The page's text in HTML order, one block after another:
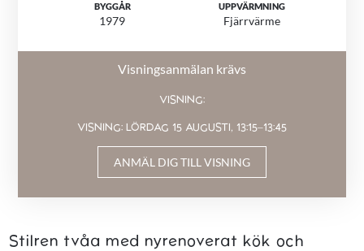
BYGGÅR
1979
UPPVÄRMNING
Fjärrvärme
Visningsanmälan krävs
VISNING:
VISNING: LÖRDAG 15 AUGUSTI, 13:15–13:45
ANMÄL DIG TILL VISNING
Stilren tvåa med nyrenoverat kök och